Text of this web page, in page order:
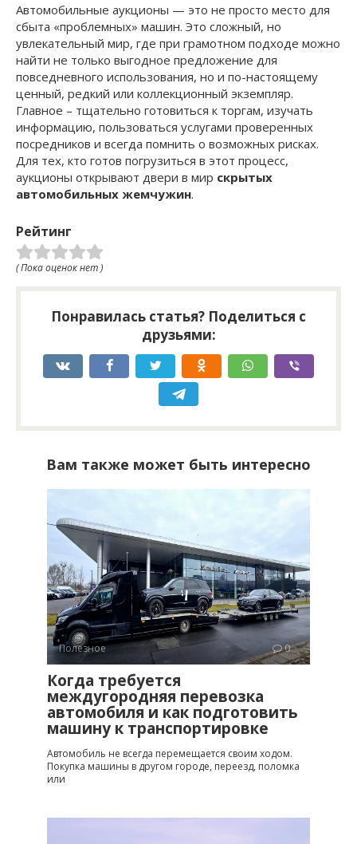
Автомобильные аукционы — это не просто место для
сбыта «проблемных» машин. Это сложный, но
увлекательный мир, где при грамотном подходе можно
найти не только выгодное предложение для
повседневного использования, но и по-настоящему
ценный, редкий или коллекционный экземпляр.
Главное – тщательно готовиться к торгам, изучать
информацию, пользоваться услугами проверенных
посредников и всегда помнить о возможных рисках.
Для тех, кто готов погрузиться в этот процесс,
аукционы открывают двери в мир скрытых
автомобильных жемчужин.
Рейтинг
( Пока оценок нет )
Понравилась статья? Поделиться с
друзьями:
Вам также может быть интересно
Полезное 0
Когда требуется
междугородняя перевозка
автомобиля и как подготовить
машину к транспортировке
Автомобиль не всегда перемещается своим ходом.
Покупка машины в другом городе, переезд, поломка
или